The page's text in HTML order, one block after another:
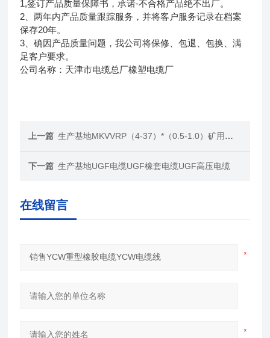
1,签订产品质量保障书，承诺-不合格产品绝不出厂。
2、两年内产品质量跟踪服务，并将客户服务记录在档案
保存20年。
3、确因产品质量问题，我公司将保修、包退、包换、满
足客户要求。
公司名称：天津市电缆总厂橡塑电缆厂
上一篇 生产基地MKVVRP（4-37）*（0.5-1.0）矿用控制电缆
下一篇 生产基地UGF电缆UGF橡套电缆UGF高压电缆
在线留言